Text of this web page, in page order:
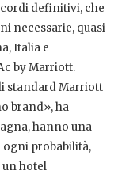
definitivi, che
necessarie, quasi
Italia e
by Marriott.
standard Marriott
brand», ha
hanno una
ogni probabilità,
un hotel